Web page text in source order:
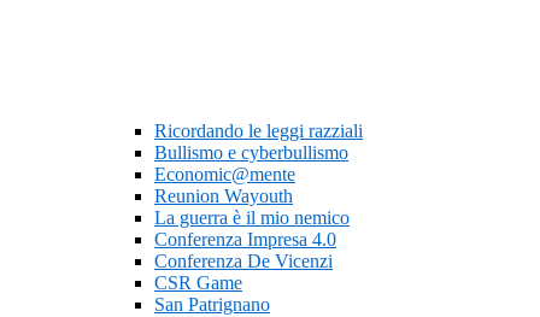
Ricordando le leggi razziali
Bullismo e cyberbullismo
Economic@mente
Reunion Wayouth
La guerra è il mio nemico
Conferenza Impresa 4.0
Conferenza De Vicenzi
CSR Game
San Patrignano